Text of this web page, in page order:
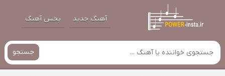
آهنگ جدید پخش آهنگ
جستجو